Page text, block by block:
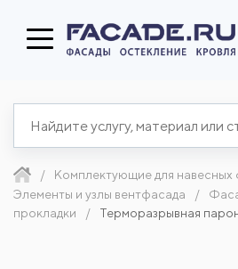
Комплектующие для навесных
Элементы и узлы вентфасада
прокладки
Терморазрывная